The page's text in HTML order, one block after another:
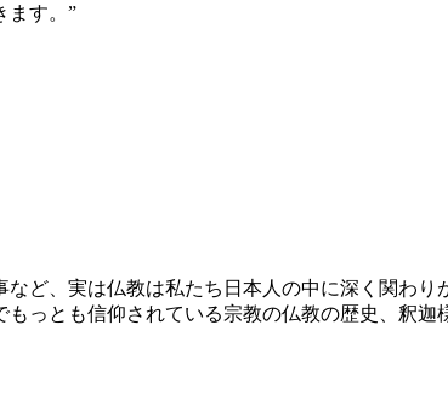
ます。”
ど、実は仏教は私たち日本人の中に深く関わり
っとも信仰されている宗教の仏教の歴史、釈